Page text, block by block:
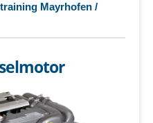
Mayrhofen /